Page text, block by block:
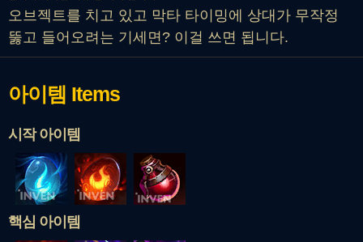
오브젝트를 치고 있고 막타 타이밍에 상대가 무작정
뚫고 들어오려는 기세면? 이걸 쓰면 됩니다.
아이템 Items
시작 아이템
핵심 아이템